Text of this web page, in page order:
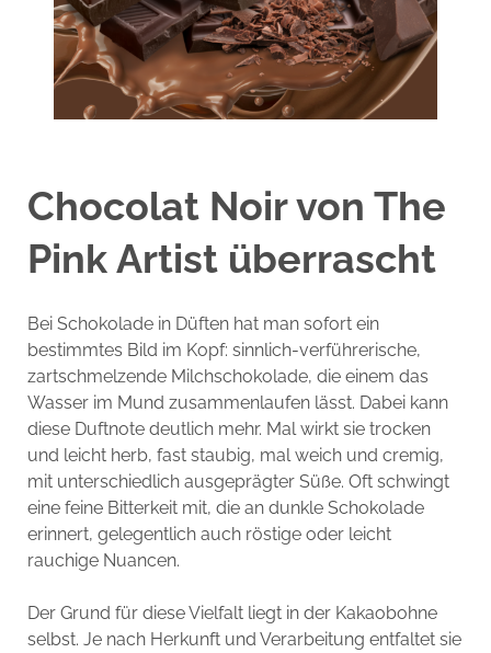
Chocolat Noir von The
Pink Artist überrascht
Bei Schokolade in Düften hat man sofort ein
bestimmtes Bild im Kopf: sinnlich-verführerische,
zartschmelzende Milchschokolade, die einem das
Wasser im Mund zusammenlaufen lässt. Dabei kann
diese Duftnote deutlich mehr. Mal wirkt sie trocken
und leicht herb, fast staubig, mal weich und cremig,
mit unterschiedlich ausgeprägter Süße. Oft schwingt
eine feine Bitterkeit mit, die an dunkle Schokolade
erinnert, gelegentlich auch röstige oder leicht
rauchige Nuancen.
Der Grund für diese Vielfalt liegt in der Kakaobohne
selbst. Je nach Herkunft und Verarbeitung entfaltet sie